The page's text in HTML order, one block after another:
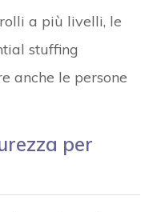
a più livelli, le
stuffing
anche le persone
per